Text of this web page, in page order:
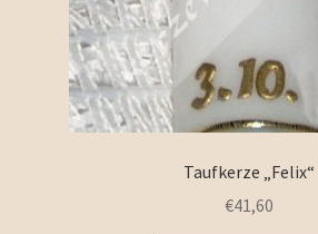
Taufkerze „Felix“
€41,60